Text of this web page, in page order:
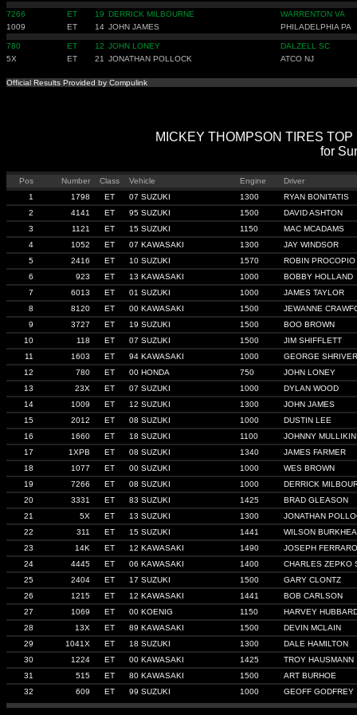
7266 ET 19 DERRICK MILBOURNE
WARRENTON VA
1009
ET 14 JOHN JAMES PHILADELPHIA PA
780 ET 12 JOHN LONEY
DALZELL SC
5X
ET 21 JONATHAN POLLOCK ATCO NJ
Official Results Provided by Compulink
MICKEY THOMPSON TIRES
for
Pos Number Class Vehicle Engine
Driver
1
1798 ET 07 SUZUKI 1300
RYAN BONITATIS
2
4141 ET 95 SUZUKI 1500
DAVID ASHTON
3
1121 ET 15 SUZUKI 1150
MAC MCADAMS
4
1052 ET 07 KAWASAKI 1300
JAY WINDSOR
5
2416 ET 10 SUZUKI 1570
ROBIN PROCOPIO
6
923 ET 13 KAWASAKI 1000
BOBBY HOLLAND
7
6013 ET 01 SUZUKI 1000
JAMES TAYLOR
8
8120 ET 00 KAWASAKI 1500
JEWANNE
9
3727 ET 19 SUZUKI 1500
BOO BROWN
10
118 ET 07 SUZUKI 1500
JIM SHIFFLETT
11
1603 ET 94 KAWASAKI 1000
GEORGE SHRIVER
12
780 ET 00 HONDA 750
JOHN LONEY
13
23X ET 07 SUZUKI 1000
DYLAN WOOD
14
1009 ET 12 SUZUKI 1300
JOHN JAMES
15
2012 ET 08 SUZUKI 1000
DUSTIN LEE
16
1660 ET 18 SUZUKI 1100
JOHNNY MULLIKIN
17
1XPB ET 08 SUZUKI 1340
JAMES FARMER
18
1077 ET 00 SUZUKI 1000
WES BROWN
19
7266 ET 08 SUZUKI 1000
DERRICK
20
3331 ET 83 SUZUKI 1425
BRAD GLEASON
21
5X ET 13 SUZUKI 1300
JONATHAN
22
311 ET 15 SUZUKI 1441
WILSON
23
14K ET 12 KAWASAKI 1490
JOSEPH FERRARO
24
4445 ET 06 KAWASAKI 1400
CHARLES ZEPKO
25
2404 ET 17 SUZUKI 1500
GARY CLONTZ
26
1215 ET 12 KAWASAKI 1441
BOB CARLSON
27
1069 ET 00 KOENIG 1150
HARVEY
28
13X ET 89 KAWASAKI 1500
DEVIN MCLAIN
29
1041X ET 18 SUZUKI 1300
DALE HAMILTON
30
1224 ET 00 KAWASAKI 1425
TROY HAUSMANN
31
515 ET 80 KAWASAKI 1500
ART BURHOE
32
609 ET 99 SUZUKI 1000 GEOFF GODFREY